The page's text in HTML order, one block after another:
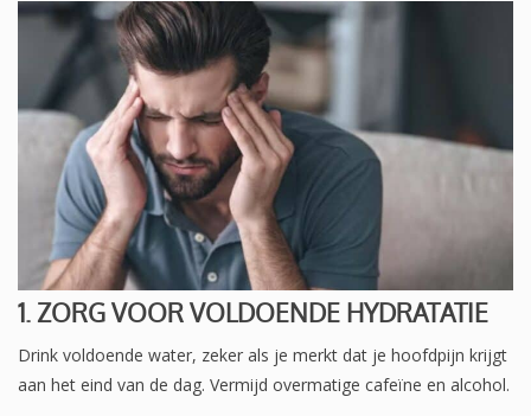
1. ZORG VOOR VOLDOENDE HYDRATATIE
Drink voldoende water, zeker als je merkt dat je hoofdpijn krijgt
aan het eind van de dag. Vermijd overmatige cafeïne en alcohol.